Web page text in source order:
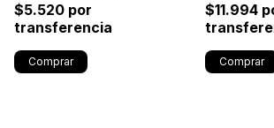
$5.520 por
transferencia
$11.994